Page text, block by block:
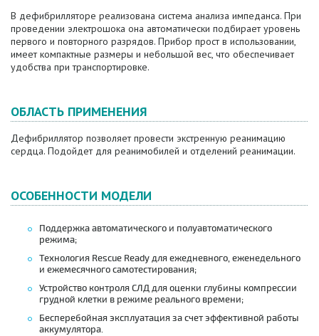
В дефибрилляторе реализована система анализа импеданса. При
проведении электрошока она автоматически подбирает уровень
первого и повторного разрядов. Прибор прост в использовании,
имеет компактные размеры и небольшой вес, что обеспечивает
удобства при транспортировке.
ОБЛАСТЬ ПРИМЕНЕНИЯ
Дефибриллятор позволяет провести экстренную реанимацию
сердца. Подойдет для реанимобилей и отделений реанимации.
ОСОБЕННОСТИ МОДЕЛИ
Поддержка автоматического и полуавтоматического
режима;
Технология Rescue Ready для ежедневного, еженедельного
и ежемесячного самотестирования;
Устройство контроля СЛД для оценки глубины компрессии
грудной клетки в режиме реального времени;
Бесперебойная эксплуатация за счет эффективной работы
аккумулятора.